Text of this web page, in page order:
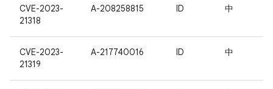
CVE-2023-
21318
A-208258815 ID 中
CVE-2023-
21319
A-217740016 ID 中